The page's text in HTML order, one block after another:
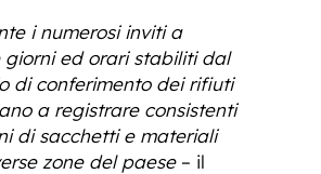
i numerosi inviti a
giorni ed orari stabiliti dal
di conferimento dei rifiuti
a registrare consistenti
di sacchetti e materiali
zone del paese– il